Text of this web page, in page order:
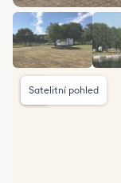
Satelitní pohled